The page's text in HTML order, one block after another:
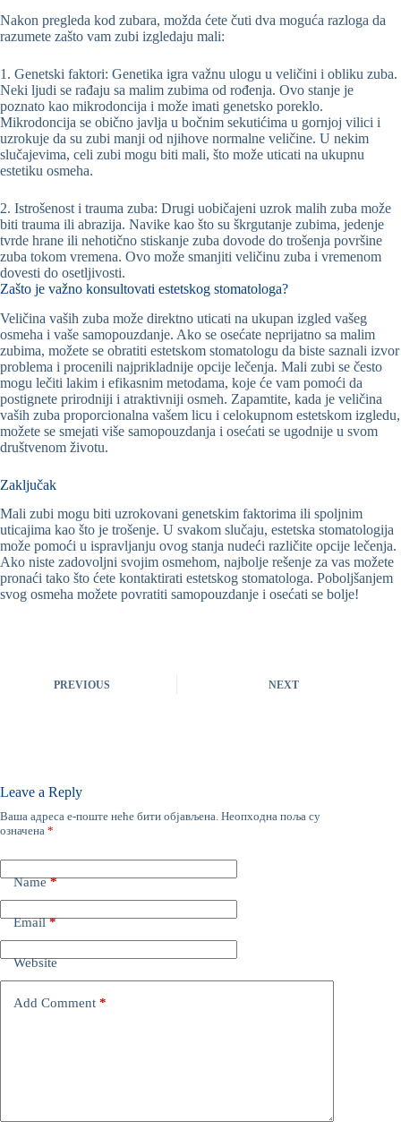
Nakon pregleda kod zubara, možda ćete čuti dva moguća razloga da
razumete zašto vam zubi izgledaju mali:
1. Genetski faktori: Genetika igra važnu ulogu u veličini i obliku zuba.
Neki ljudi se rađaju sa malim zubima od rođenja. Ovo stanje je
poznato kao mikrodoncija i može imati genetsko poreklo.
Mikrodoncija se obično javlja u bočnim sekutićima u gornjoj vilici i
uzrokuje da su zubi manji od njihove normalne veličine. U nekim
slučajevima, celi zubi mogu biti mali, što može uticati na ukupnu
estetiku osmeha.
2. Istrošenost i trauma zuba: Drugi uobičajeni uzrok malih zuba može
biti trauma ili abrazija. Navike kao što su škrgutanje zubima, jedenje
tvrde hrane ili nehotično stiskanje zuba dovode do trošenja površine
zuba tokom vremena. Ovo može smanjiti veličinu zuba i vremenom
dovesti do osetljivosti.
Zašto je važno konsultovati estetskog stomatologa?
Veličina vaših zuba može direktno uticati na ukupan izgled vašeg
osmeha i vaše samopouzdanje. Ako se osećate neprijatno sa malim
zubima, možete se obratiti estetskom stomatologu da biste saznali izvor
problema i procenili najprikladnije opcije lečenja. Mali zubi se često
mogu lečiti lakim i efikasnim metodama, koje će vam pomoći da
postignete prirodniji i atraktivniji osmeh. Zapamtite, kada je veličina
vaših zuba proporcionalna vašem licu i celokupnom estetskom izgledu,
možete se smejati više samopouzdanja i osećati se ugodnije u svom
društvenom životu.
Zaključak
Mali zubi mogu biti uzrokovani genetskim faktorima ili spoljnim
uticajima kao što je trošenje. U svakom slučaju, estetska stomatologija
može pomoći u ispravljanju ovog stanja nudeći različite opcije lečenja.
Ako niste zadovoljni svojim osmehom, najbolje rešenje za vas možete
pronaći tako što ćete kontaktirati estetskog stomatologa. Poboljšanjem
svog osmeha možete povratiti samopouzdanje i osećati se bolje!
PREVIOUS NEXT
Leave a Reply
Ваша адреса е-поште неће бити објављена. Неопходна поља су
означена *
Name*
Email*
Website
Add Comment *